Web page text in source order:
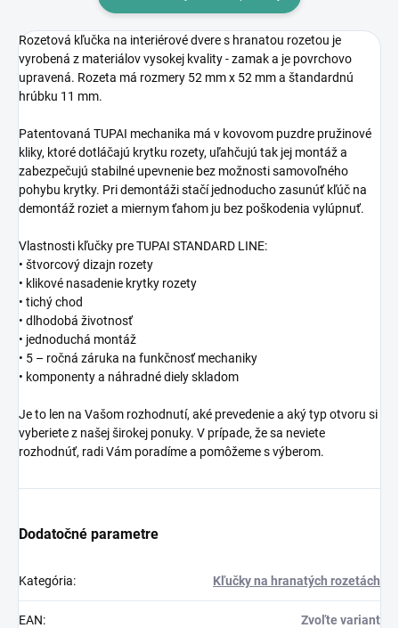
Rozetová kľučka na interiérové dvere s hranatou rozetou je
vyrobená z materiálov vysokej kvality - zamak a je povrchovo
upravená. Rozeta má rozmery 52 mm x 52 mm a štandardnú
hrúbku 11 mm.
Patentovaná TUPAI mechanika má v kovovom puzdre pružinové
kliky, ktoré dotláčajú krytku rozety, uľahčujú tak jej montáž a
zabezpečujú stabilné upevnenie bez možnosti samovoľného
pohybu krytky. Pri demontáži stačí jednoducho zasunúť kľúč na
demontáž roziet a miernym ťahom ju bez poškodenia vylúpnuť.
Vlastnosti kľučky pre TUPAI STANDARD LINE:
• štvorcový dizajn rozety
• klikové nasadenie krytky rozety
• tichý chod
• dlhodobá životnosť
• jednoduchá montáž
• 5 – ročná záruka na funkčnosť mechaniky
• komponenty a náhradné diely skladom
Je to len na Vašom rozhodnutí, aké prevedenie a aký typ otvoru si
vyberiete z našej širokej ponuky. V prípade, že sa neviete
rozhodnúť, radi Vám poradíme a pomôžeme s výberom.
Dodatočné parametre
Kategória: Kľučky na hranatých rozetách
EAN: Zvoľte variant